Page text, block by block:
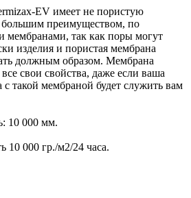
EV имеет не пористую
большим преимуществом, по
мембранами, так как поры могут
изделия и пористая мембрана
должным образом. Мембрана
свои свойства, даже если ваша
такой мембраной будет служить вам
10 000 мм.
10 000 гр./м2/24 часа.